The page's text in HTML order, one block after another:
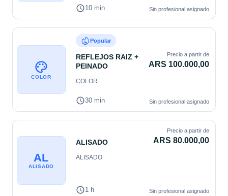
10 min Sin profesional asignado
COLOR
Popular
REFLEJOS RAIZ +
PEINADO
Precio a partir de
ARS 100.000,00
COLOR
30 min Sin profesional asignado
AL
ALISADO
ALISADO
Precio a partir de
ARS 80.000,00
ALISADO
1 h Sin profesional asignado